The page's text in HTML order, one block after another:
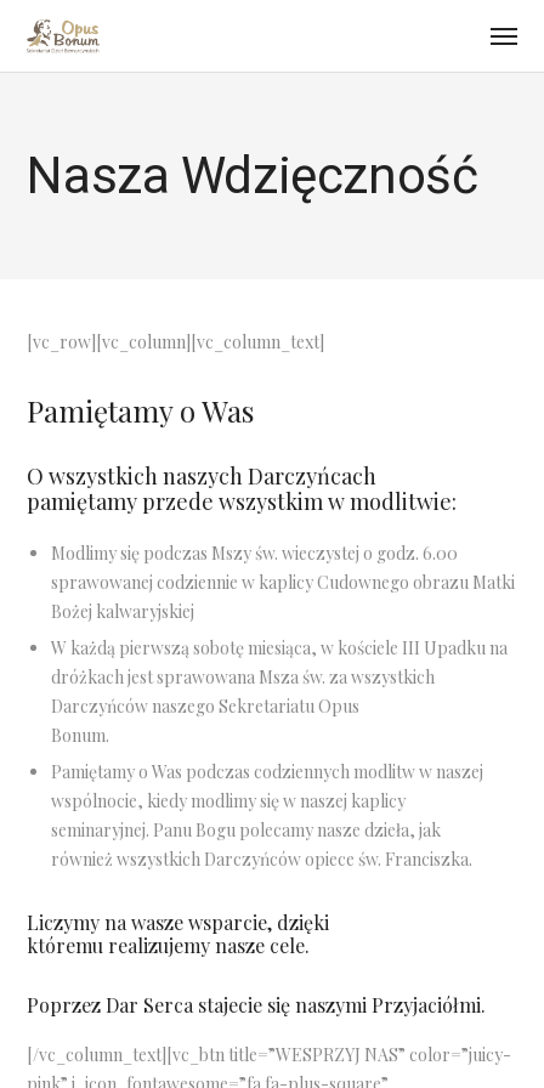
Nasza Wdzięczność
[vc_row][vc_column][vc_column_text]
Pamiętamy o Was
O wszystkich naszych Darczyńcach
pamiętamy przede wszystkim w modlitwie:
Modlimy się podczas Mszy św. wieczystej o godz. 6.00
sprawowanej codziennie w kaplicy Cudownego obrazu Matki
Bożej kalwaryjskiej
W każdą pierwszą sobotę miesiąca, w kościele III Upadku na
dróżkach jest sprawowana Msza św. za wszystkich
Darczyńców naszego Sekretariatu Opus
Bonum.
Pamiętamy o Was podczas codziennych modlitw w naszej
wspólnocie, kiedy modlimy się w naszej kaplicy
seminaryjnej. Panu Bogu polecamy nasze dzieła, jak
również wszystkich Darczyńców opiece św. Franciszka.
Liczymy na wasze wsparcie, dzięki
któremu realizujemy nasze cele.
Poprzez Dar Serca stajecie się naszymi Przyjaciółmi.
[/vc_column_text][vc_btn title=”WESPRZYJ NAS” color=”juicy-